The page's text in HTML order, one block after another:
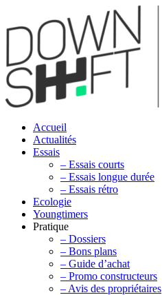
Accueil
Actualités
Essais
– Essais courts
– Essais longue durée
– Essais rétro
Ecologie
Youngtimers
Pratique
– Dossiers
– Bons plans
– Guide d’achat
– Promo constructeurs
– Avis des propriétaires